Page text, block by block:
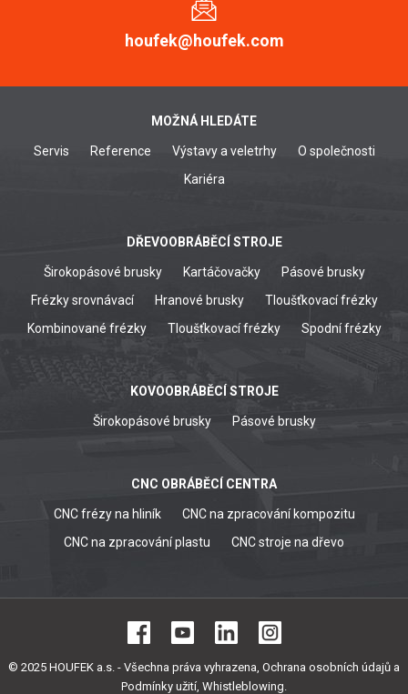
houfek@houfek.com
MOŽNÁ HLEDÁTE
Servis Reference Výstavy a veletrhy
O společnosti
Kariéra
DŘEVOOBRÁBĚCÍ STROJE
Širokopásové brusky Kartáčovačky
Pásové brusky
Frézky srovnávací
Hranové brusky
Tloušťkovací frézky
Kombinované frézky
Tloušťkovací frézky Spodní frézky
KOVOOBRÁBĚCÍ STROJE
Širokopásové brusky Pásové brusky
CNC OBRÁBĚCÍ CENTRA
CNC frézy na hliník
CNC na zpracování kompozitu
CNC na zpracování plastu
CNC stroje na dřevo
© 2025 HOUFEK a.s. - Všechna práva vyhrazena, Ochrana osobních údajů a
Podmínky užití Whistleblowing